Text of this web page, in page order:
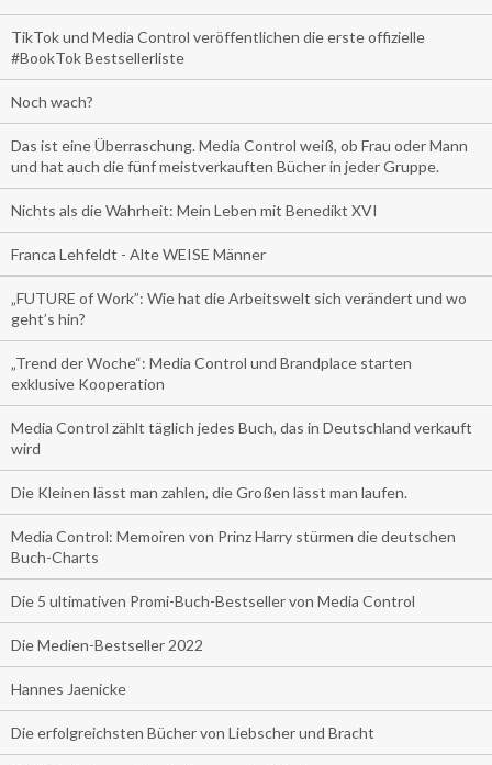
TikTok und Media Control veröffentlichen die erste offizielle
#BookTok Bestsellerliste
Noch wach?
Das ist eine Überraschung. Media Control weiß, ob Frau oder Mann
und hat auch die fünf meistverkauften Bücher in jeder Gruppe.
Nichts als die Wahrheit: Mein Leben mit Benedikt XVI
Franca Lehfeldt - Alte WEISE Männer
„FUTURE of Work”: Wie hat die Arbeitswelt sich verändert und wo
geht’s hin?
„Trend der Woche“: Media Control und Brandplace starten
exklusive Kooperation
Media Control zählt täglich jedes Buch, das in Deutschland verkauft
wird
Die Kleinen lässt man zahlen, die Großen lässt man laufen.
Media Control: Memoiren von Prinz Harry stürmen die deutschen
Buch-Charts
Die 5 ultimativen Promi-Buch-Bestseller von Media Control
Die Medien-Bestseller 2022
Hannes Jaenicke
Die erfolgreichsten Bücher von Liebscher und Bracht